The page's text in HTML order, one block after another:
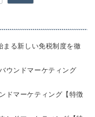
る新しい免税制度を徹
ウンドマーケティング
ドマーケティング【特徴